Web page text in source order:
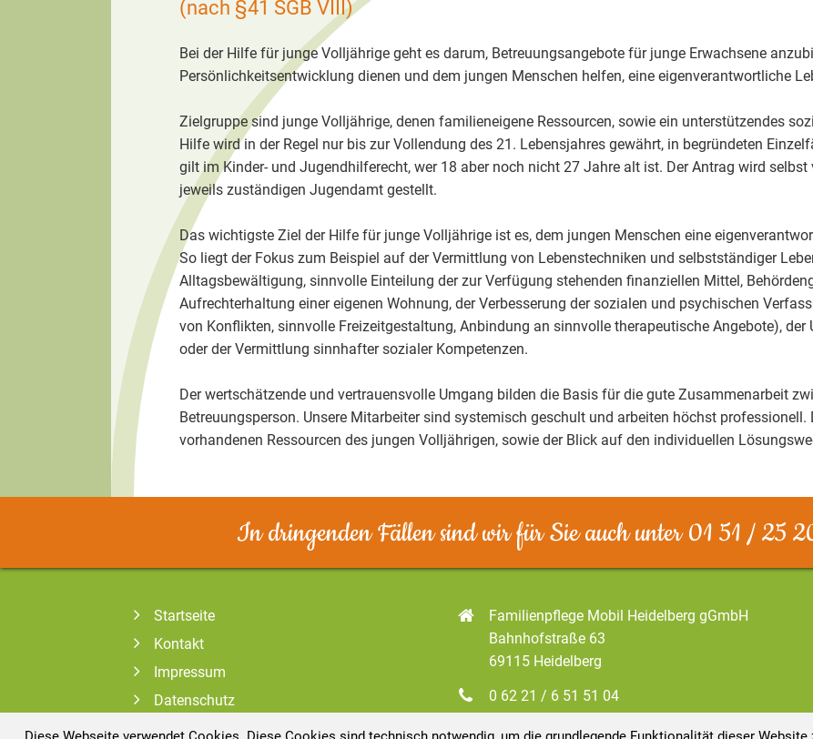
(nach §41 SGB VIII)
Bei der Hilfe für junge Volljährige geht es darum, Betreuungsangebote für junge Erwachsene
Persönlichkeitsentwicklung dienen und dem jungen Menschen helfen, eine eigenverantwortliche
Zielgruppe sind junge Volljährige, denen familieneigene Ressourcen, sowie ein unterstützendes
Hilfe wird in der Regel nur bis zur Vollendung des 21. Lebensjahres gewährt, in begründeten
gilt im Kinder- und Jugendhilferecht, wer 18 aber noch nicht 27 Jahre alt ist. Der Antrag wird
jeweils zuständigen Jugendamt gestellt.
Das wichtigste Ziel der Hilfe für junge Volljährige ist es, dem jungen Menschen eine
So liegt der Fokus zum Beispiel auf der Vermittlung von Lebenstechniken und selbstständiger
Alltagsbewältigung, sinnvolle Einteilung der zur Verfügung stehenden finanziellen Mittel,
Aufrechterhaltung einer eigenen Wohnung, der Verbesserung der sozialen und psychischen
von Konflikten, sinnvolle Freizeitgestaltung, Anbindung an sinnvolle therapeutische Angebote), der
oder der Vermittlung sinnhafter sozialer Kompetenzen.
Der wertschätzende und vertrauensvolle Umgang bilden die Basis für die gute Zusammenarbeit
Betreuungsperson. Unsere Mitarbeiter sind systemisch geschult und arbeiten höchst
vorhandenen Ressourcen des jungen Volljährigen, sowie der Blick auf den individuellen
In dringenden Fällen sind wir für Sie auch unter 01 51 / 25
Startseite
Kontakt
Impressum
Datenschutz
Info Jugendämter
Familienpflege Mobil Heidelberg gGmbH
Bahnhofstraße 63
69115 Heidelberg
0 62 21 / 6 51 51 04
info@familienpflege-heidelberg.de